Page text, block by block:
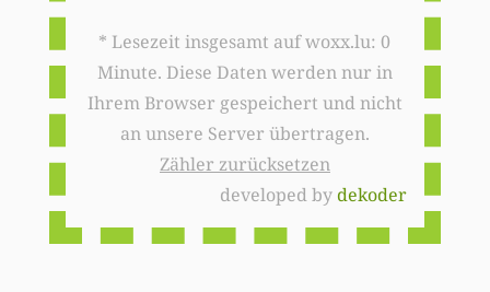
* Lesezeit insgesamt auf woxx.lu: 0
Minute. Diese Daten werden nur in
Ihrem Browser gespeichert und nicht
an unsere Server übertragen.
Zähler zurücksetzen
developed bydekoder